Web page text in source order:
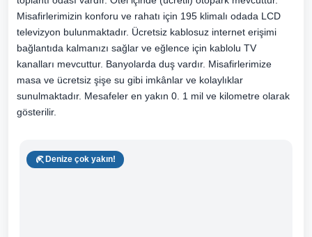
Misafirlerimizin konforu ve rahatı için 195 klimalı odada LCD
televizyon bulunmaktadır. Ücretsiz kablosuz internet erişimi
bağlantıda kalmanızı sağlar ve eğlence için kablolu TV
kanalları mevcuttur. Banyolarda duş vardır. Misafirlerimize
masa ve ücretsiz şişe su gibi imkânlar ve kolaylıklar
sunulmaktadır. Mesafeler en yakın 0. 1 mil ve kilometre olarak
gösterilir.
Denize çok yakın!